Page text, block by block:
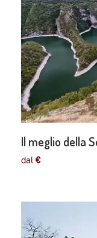
Il meglio della
dal€